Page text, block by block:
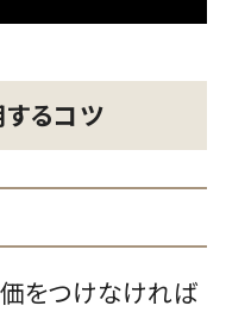
るコツ
をつけなければ